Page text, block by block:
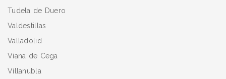
Tudela de Duero
Valdestillas
Valladolid
Viana de Cega
Villanubla